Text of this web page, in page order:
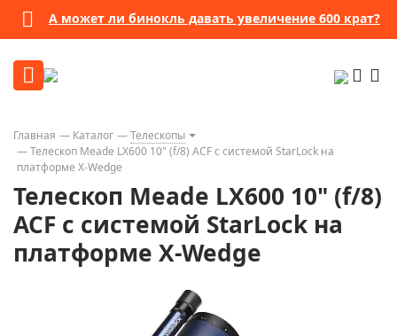
А может ли бинокль давать увеличение 600 крат?
Главная Каталог
Телескопы
Телескоп Meade LX600 10" (f/8) ACF с системой StarLock на
платформе X-Wedge
Телескоп Meade LX600 10" (f/8)
ACF с системой StarLock на
платформе X-Wedge